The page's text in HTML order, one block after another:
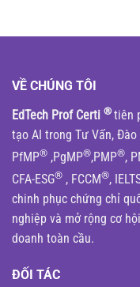
VỀ CHÚNG TÔI
EdTech Prof Certi ® tiên
tạo AI trong Tư Vấn,
PfMP® ,PgMP®,PMP®,
CFA-ESG® , FCCM®,
chinh phục chứng chỉ
nghiệp và mở rộng cơ
doanh toàn cầu.
ĐỐI TÁC